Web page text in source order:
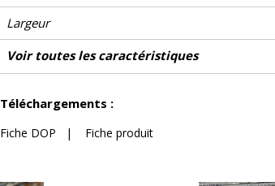
Largeur
Hauteur
Poids g/m²
Description produit
Entretien
Pose colle
Dépose
Norme COV
ASTME84
Norme euroclass
Pays d'origine
Voir toutes les caractéristiques
Téléchargements :
Fiche DOP | Fiche produit